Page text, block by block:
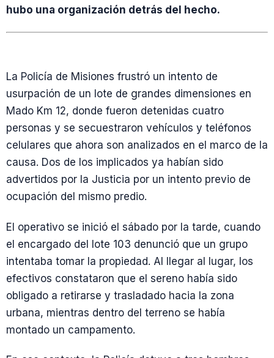
hubo una organización detrás del hecho.
La Policía de Misiones frustró un intento de
usurpación de un lote de grandes dimensiones en
Mado Km 12, donde fueron detenidas cuatro
personas y se secuestraron vehículos y teléfonos
celulares que ahora son analizados en el marco de la
causa. Dos de los implicados ya habían sido
advertidos por la Justicia por un intento previo de
ocupación del mismo predio.
El operativo se inició el sábado por la tarde, cuando
el encargado del lote 103 denunció que un grupo
intentaba tomar la propiedad. Al llegar al lugar, los
efectivos constataron que el sereno había sido
obligado a retirarse y trasladado hacia la zona
urbana, mientras dentro del terreno se había
montado un campamento.